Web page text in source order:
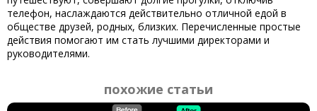
телефон, наслаждаются действительно отличной едой в
обществе друзей, родных, близких. Перечисленные простые
действия помогают им стать лучшими директорами и
руководителями.
похожие статьи